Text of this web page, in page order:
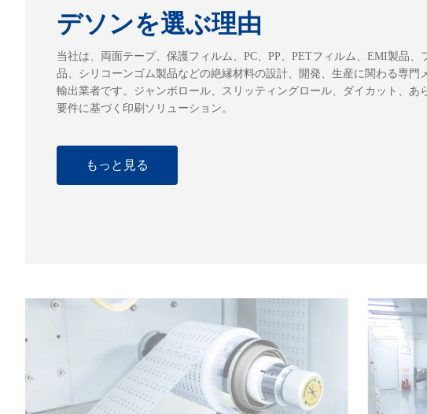
デソンを選ぶ理由
当社は、両面テープ、保護フィルム、PC、PP、PETフィルム、EMI製品、
品、シリコーンゴム製品などの絶縁材料の設計、開発、生産に関わる専門
輸出業者です。ジャンボロール、スリッティングロール、ダイカット、あ
要件に基づく印刷ソリューション。
もっと見る